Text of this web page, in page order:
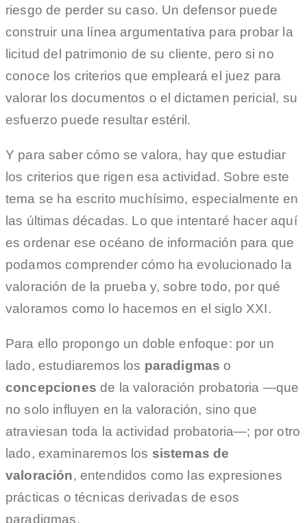
riesgo de perder su caso. Un defensor puede
construir una línea argumentativa para probar la
licitud del patrimonio de su cliente, pero si no
conoce los criterios que empleará el juez para
valorar los documentos o el dictamen pericial, su
esfuerzo puede resultar estéril.
Y para saber cómo se valora, hay que estudiar
los criterios que rigen esa actividad. Sobre este
tema se ha escrito muchísimo, especialmente en
las últimas décadas. Lo que intentaré hacer aquí
es ordenar ese océano de información para que
podamos comprender cómo ha evolucionado la
valoración de la prueba y, sobre todo, por qué
valoramos como lo hacemos en el siglo XXI.
Para ello propongo un doble enfoque: por un
lado, estudiaremos los paradigmas o
concepciones de la valoración probatoria —que
no solo influyen en la valoración, sino que
atraviesan toda la actividad probatoria—; por otro
lado, examinaremos los sistemas de
valoración, entendidos como las expresiones
prácticas o técnicas derivadas de esos
paradigmas.